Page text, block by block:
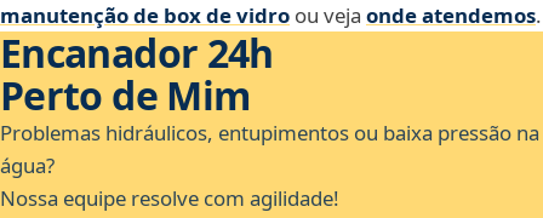
manutenção de box de vidro ou veja onde atendemos.
Encanador 24h
Perto de Mim
Problemas hidráulicos, entupimentos ou baixa pressão na
água?
Nossa equipe resolve com agilidade!